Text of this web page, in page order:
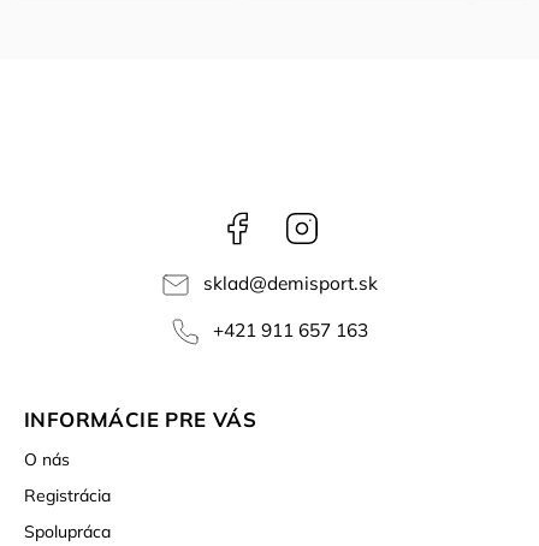
Facebook
sklad@demisport.sk
+421 911 657 163
INFORMÁCIE PRE VÁS
O nás
Registrácia
Spolupráca